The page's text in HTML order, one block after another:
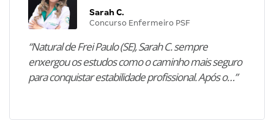
Sarah C.
Concurso Enfermeiro PSF
“Natural de Frei Paulo (SE), Sarah C. sempre
enxergou os estudos como o caminho mais seguro
para conquistar estabilidade profissional. Após o…”